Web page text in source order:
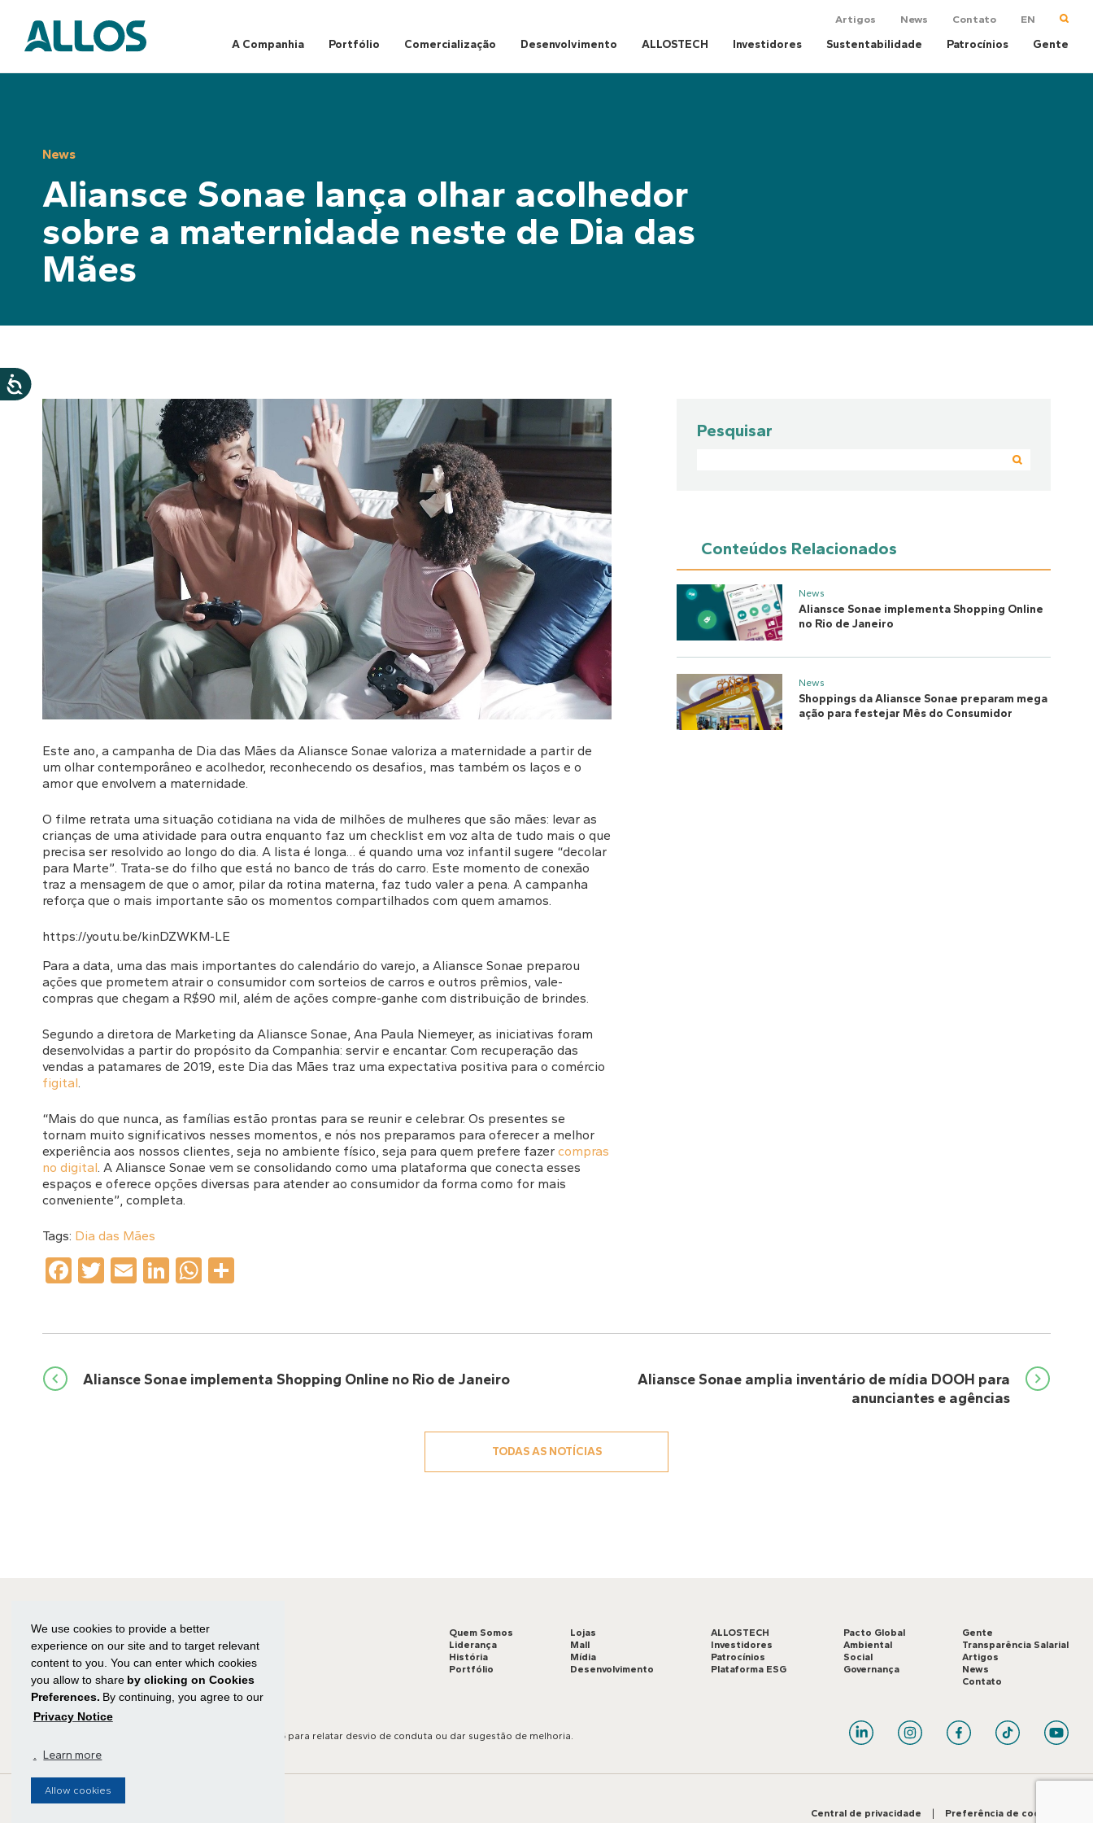
We use cookies to provide a better
experience on our site and to target relevant
content to you. You can enter which cookies
you allow to share by clicking on Cookies
Preferences. By continuing, you agree to our
Privacy Notice
. Learn more
Allow cookies
content
Artigos News Contato EN
A Companhia Portfólio Comercialização Desenvolvimento ALLOSTECH Investidores Sustentabilidade Patrocínios Gente
News
Aliansce Sonae lança olhar acolhedor
sobre a maternidade neste de Dia das
Mães
Este ano, a campanha de Dia das Mães da Aliansce Sonae valoriza a maternidade a partir de
um olhar contemporâneo e acolhedor, reconhecendo os desafios, mas também os laços e o
amor que envolvem a maternidade.
O filme retrata uma situação cotidiana na vida de milhões de mulheres que são mães: levar as
crianças de uma atividade para outra enquanto faz um checklist em voz alta de tudo mais o que
precisa ser resolvido ao longo do dia. A lista é longa… é quando uma voz infantil sugere “decolar
para Marte”. Trata-se do filho que está no banco de trás do carro. Este momento de conexão
traz a mensagem de que o amor, pilar da rotina materna, faz tudo valer a pena. A campanha
reforça que o mais importante são os momentos compartilhados com quem amamos.
https://youtu.be/kinDZWKM-LE
Para a data, uma das mais importantes do calendário do varejo, a Aliansce Sonae preparou
ações que prometem atrair o consumidor com sorteios de carros e outros prêmios, vale-
compras que chegam a R$90 mil, além de ações compre-ganhe com distribuição de brindes.
Segundo a diretora de Marketing da Aliansce Sonae, Ana Paula Niemeyer, as iniciativas foram
desenvolvidas a partir do propósito da Companhia: servir e encantar. Com recuperação das
vendas a patamares de 2019, este Dia das Mães traz uma expectativa positiva para o comércio
figital
“Mais do que nunca, as famílias estão prontas para se reunir e celebrar. Os presentes se
tornam muito significativos nesses momentos, e nós nos preparamos para oferecer a melhor
experiência aos nossos clientes, seja no ambiente físico, seja para quem prefere fazer compras
no digital . A Aliansce Sonae vem se consolidando como uma plataforma que conecta esses
espaços e oferece opções diversas para atender ao consumidor da forma como for mais
conveniente”, completa.
Tags: Dia das Mães
Facebook
Twitter
EmailLinkedIn
WhatsApp
Pesquisar
Conteúdos Relacionados
News
Aliansce Sonae implementa Shopping Online
no Rio de Janeiro
News
Shoppings da Aliansce Sonae preparam mega
ação para festejar Mês do Consumidor
Navegação
Aliansce Sonae implementa Shopping Online no Rio de Janeiro
Aliansce Sonae amplia inventário de mídia DOOH para
anunciantes e agências
TODAS AS NOTÍCIAS
Quem Somos
Liderança
História
Portfólio
Lojas
Mall
Mídia
Desenvolvimento
ALLOSTECH
Investidores
Patrocínios
Plataforma ESG
Pacto Global
Ambiental
Social
Governança
Gente
Transparência Salarial
Artigos
News
Contato
0800 591 8825 para relatar desvio de conduta ou dar sugestão de melhoria.
Todos os direitos reservados
Central de privacidade | Preferência de cookies